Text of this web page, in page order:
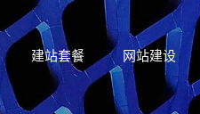
建站套餐 网站建设
建站套餐 网站建设